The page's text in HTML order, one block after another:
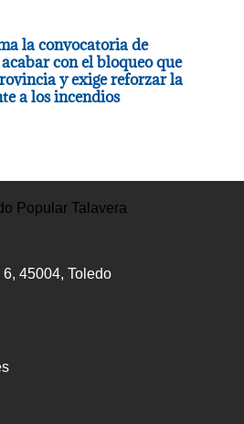
la convocatoria de
con el bloqueo que
y exige reforzar la
a los incendios
45004, Toledo